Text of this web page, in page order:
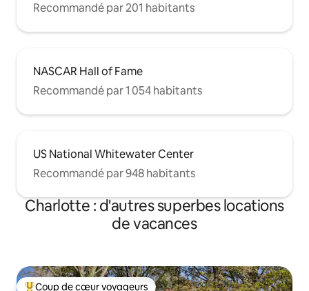
Recommandé par 201 habitants
NASCAR Hall of Fame
Recommandé par 1 054 habitants
US National Whitewater Center
Recommandé par 948 habitants
Charlotte : d'autres superbes locations
de vacances
Coup de cœur voyageurs